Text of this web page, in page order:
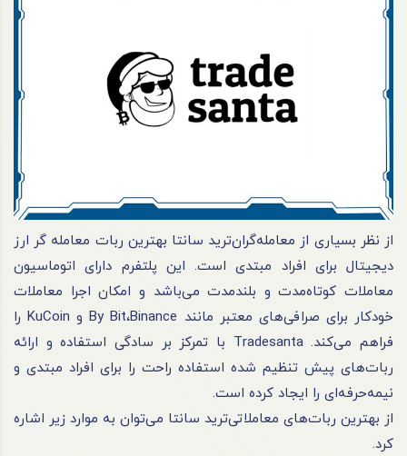
از نظر بسیاری از معامله‌گران‌ترید سانتا بهترین ربات معامله گر ارز
دیجیتال برای افراد مبتدی است. این پلتفرم دارای اتوماسیون
معاملات کوتاه‌مدت و بلندمدت می‌باشد و امکان اجرا معاملات
خودکار برای صرافی‌های معتبر مانند By Bit،Binance و KuCoin را
فراهم می‌کند. Tradesanta با تمرکز بر سادگی استفاده و ارائه
ربات‌های پیش تنظیم شده استفاده راحت را برای افراد مبتدی و
نیمه‌حرفه‌ای را ایجاد کرده است.
از بهترین ربات‌های معاملاتی‌ترید سانتا می‌توان به موارد زیر اشاره
کرد.